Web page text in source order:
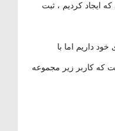
کردیم ، ثبت
داریم اما با
کاربر زیر مجموعه